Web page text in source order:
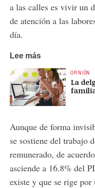
a las calles es vivir un
de atención a las
día.
Lee más
OPINIÓN
La
Aunque de forma
se sostiene del trabajo
remunerado, de
asciende a 16.8% del
existe y que se rige